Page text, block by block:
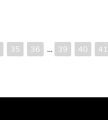
35 36 … 39 40 41